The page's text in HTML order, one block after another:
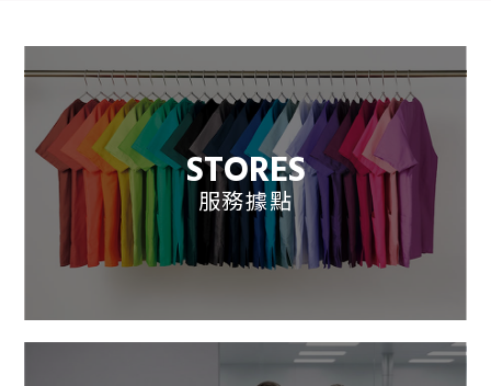
團體服訂製
高雄團體服
高雄團體服訂製
苓雅區團體服
STORES
服務據點